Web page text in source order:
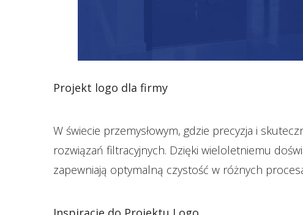
Projekt logo dla firmy
W świecie przemysłowym, gdzie precyzja i
rozwiązań filtracyjnych. Dzięki wieloletniemu
zapewniają optymalną czystość w różnych